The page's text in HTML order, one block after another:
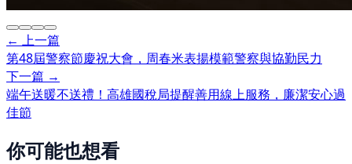
← 上一篇
第48屆警察節慶祝大會，周春米表揚模範警察與協勤民力
下一篇 →
端午送暖不送禮！高雄國稅局提醒善用線上服務，廉潔安心過
佳節
你可能也想看